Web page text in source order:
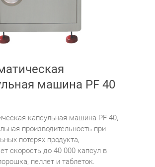
машина PF 40
капсульная машина PF 40,
производительность при
потерях продукта,
скорость до 40 000 капсул в
пеллет и таблеток.